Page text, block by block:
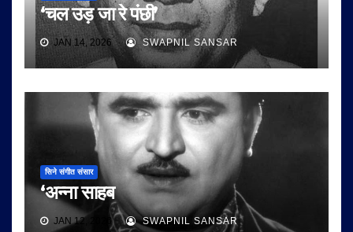
‘चल उड़ जा रे पंछी’
JAN 14, 2026 SWAPNIL SANSAR
सिने संगीत संसार
‘अन्ना साहब
JAN 12, 2026 SWAPNIL SANSAR